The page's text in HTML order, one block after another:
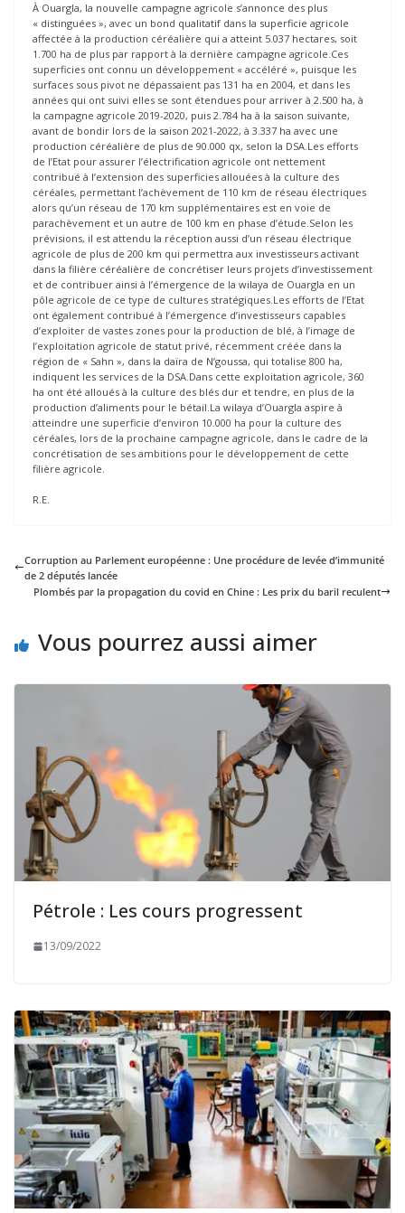
À Ouargla, la nouvelle campagne agricole s’annonce des plus
« distinguées », avec un bond qualitatif dans la superficie agricole
affectée à la production céréalière qui a atteint 5.037 hectares, soit
1.700 ha de plus par rapport à la dernière campagne agricole.Ces
superficies ont connu un développement « accéléré », puisque les
surfaces sous pivot ne dépassaient pas 131 ha en 2004, et dans les
années qui ont suivi elles se sont étendues pour arriver à 2.500 ha, à
la campagne agricole 2019-2020, puis 2.784 ha à la saison suivante,
avant de bondir lors de la saison 2021-2022, à 3.337 ha avec une
production céréalière de plus de 90.000 qx, selon la DSA.Les efforts
de l’Etat pour assurer l’électrification agricole ont nettement
contribué à l’extension des superficies allouées à la culture des
céréales, permettant l’achèvement de 110 km de réseau électriques
alors qu’un réseau de 170 km supplémentaires est en voie de
parachèvement et un autre de 100 km en phase d’étude.Selon les
prévisions, il est attendu la réception aussi d’un réseau électrique
agricole de plus de 200 km qui permettra aux investisseurs activant
dans la filière céréalière de concrétiser leurs projets d’investissement
et de contribuer ainsi à l’émergence de la wilaya de Ouargla en un
pôle agricole de ce type de cultures stratégiques.Les efforts de l’Etat
ont également contribué à l’émergence d’investisseurs capables
d’exploiter de vastes zones pour la production de blé, à l’image de
l’exploitation agricole de statut privé, récemment créée dans la
région de « Sahn », dans la daïra de N’goussa, qui totalise 800 ha,
indiquent les services de la DSA.Dans cette exploitation agricole, 360
ha ont été alloués à la culture des blés dur et tendre, en plus de la
production d’aliments pour le bétail.La wilaya d’Ouargla aspire à
atteindre une superficie d’environ 10.000 ha pour la culture des
céréales, lors de la prochaine campagne agricole, dans le cadre de la
concrétisation de ses ambitions pour le développement de cette
filière agricole.
R.E.
Corruption au Parlement européenne : Une procédure de levée d’immunité
de 2 députés lancée
Plombés par la propagation du covid en Chine : Les prix du baril reculent
Vous pourrez aussi aimer
Pétrole : Les cours progressent
13/09/2022